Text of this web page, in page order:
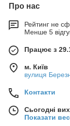
Про нас
Рейтинг не
Менше 5
Працює з
м. Київ
вулиця
Контакти
Сьогодні
Показати